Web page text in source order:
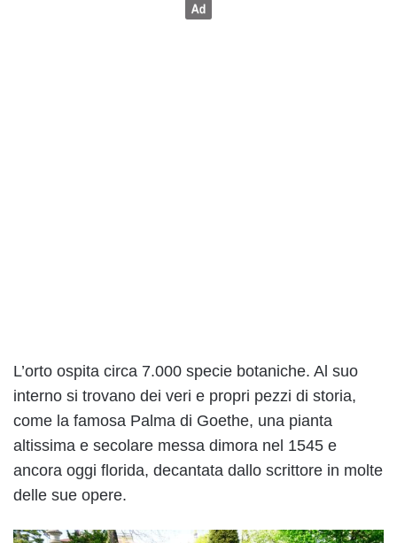
L’orto ospita circa 7.000 specie botaniche. Al suo
interno si trovano dei veri e propri pezzi di storia,
come la famosa Palma di Goethe, una pianta
altissima e secolare messa dimora nel 1545 e
ancora oggi florida, decantata dallo scrittore in molte
delle sue opere.